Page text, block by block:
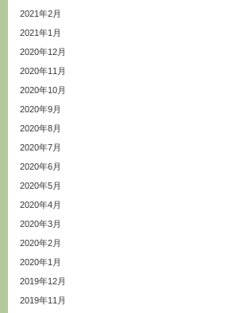
2021年2月
2021年1月
2020年12月
2020年11月
2020年10月
2020年9月
2020年8月
2020年7月
2020年6月
2020年5月
2020年4月
2020年3月
2020年2月
2020年1月
2019年12月
2019年11月